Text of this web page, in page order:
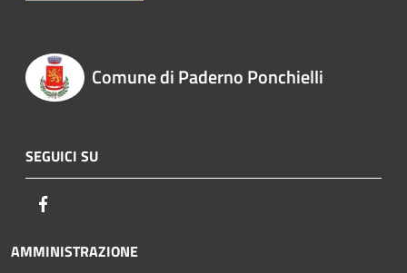
Comune di Paderno Ponchielli
SEGUICI SU
AMMINISTRAZIONE